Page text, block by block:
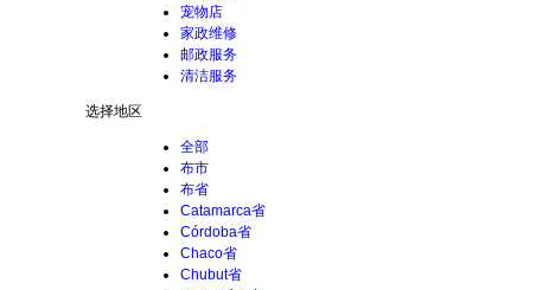
宠物店
家政维修
邮政服务
清洁服务
选择地区
全部
布市
布省
Catamarca省
Córdoba省
Chaco省
Chubut省